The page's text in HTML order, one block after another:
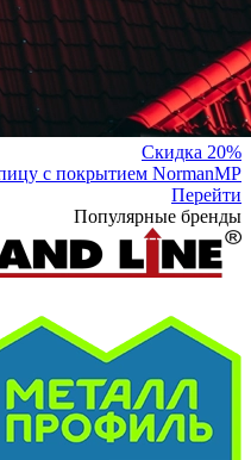
Скидка 20%
с покрытием NormanMP
Перейти
Популярные бренды